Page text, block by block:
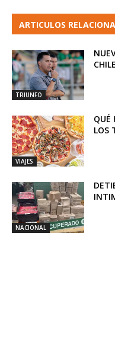
ARTICULOS
TRIUNFO
VIAJES
QUÉ
LOS
NACIONAL